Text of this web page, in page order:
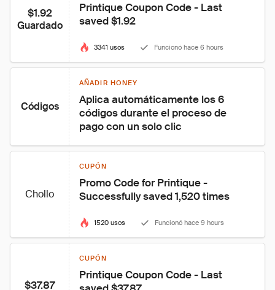
$1.92
Guardado
Printique Coupon Code - Last
saved $1.92
3341 usos Funcionó hace 6 hours
Códigos
AÑADIR HONEY
Aplica automáticamente los 6
códigos durante el proceso de
pago con un solo clic
Chollo
CUPÓN
Promo Code for Printique -
Successfully saved 1,520 times
1520 usos Funcionó hace 9 hours
$37.87
CUPÓN
Printique Coupon Code - Last